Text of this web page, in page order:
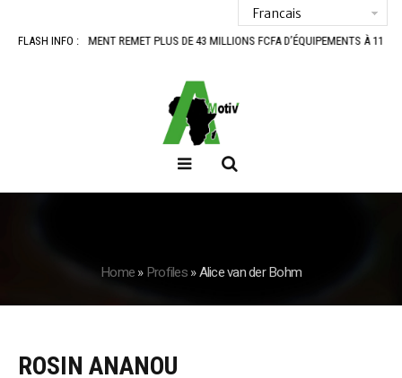
FLASH INFO :
GOUVERNEMENT REMET PLUS DE 43 MILLIONS FCFA D’ÉQUIPEMENTS À 11
Home»Profiles»Alice van der Bohm
ROSIN ANANOU